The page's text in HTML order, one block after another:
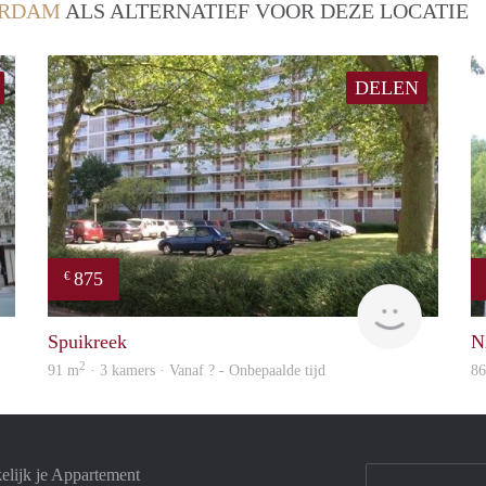
ALS ALTERNATIEF VOOR DEZE LOCATIE
finder
DELEN
€ 875
rent
Spuikreek
91 m2 · 3 kamers · Vanaf ? - Onbepaalde tijd
je Appartement